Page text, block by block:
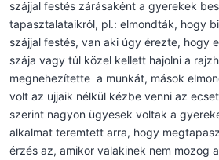
szájjal festés zárásaként a gyerekek
tapasztalataikról, pl.: elmondták, hogy
szájjal festés, van aki úgy érezte, hogy
szája vagy túl közel kellett hajolni a
megnehezítette a munkát, mások
volt az ujjaik nélkül kézbe venni az
szerint nagyon ügyesek voltak a
alkalmat teremtett arra, hogy
érzés az, amikor valakinek nem mozog